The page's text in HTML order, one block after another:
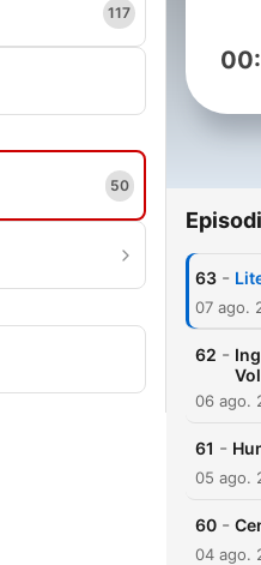
117
50
63 -
07 ago.
62 -
06 ago.
61 -
05 ago.
60 -
04 ago.